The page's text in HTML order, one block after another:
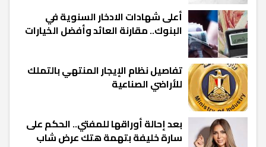
أعلى شهادات الادخار السنوية في
البنوك.. مقارنة العائد وأفضل الخيارات
تفاصيل نظام الإيجار المنتهي بالتملك
للأراضي الصناعية
بعد إحالة أوراقها للمفتي.. الحكم على
سارة خليفة بتهمة هتك عرض شاب